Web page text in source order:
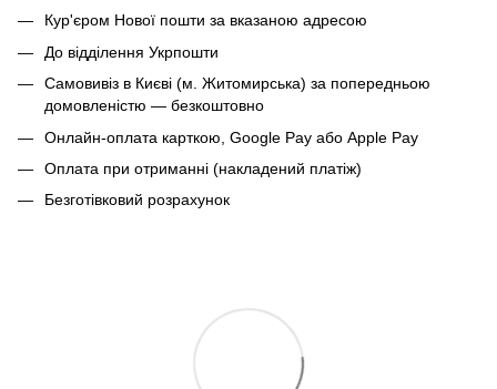
Кур'єром Нової пошти за вказаною адресою
До відділення Укрпошти
Самовивіз в Києві (м. Житомирська) за попередньою
домовленістю — безкоштовно
Онлайн-оплата карткою, Google Pay або Apple Pay
Оплата при отриманні (накладений платіж)
Безготівковий розрахунок